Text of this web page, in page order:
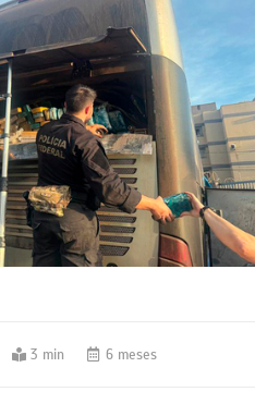
3 min 6 meses